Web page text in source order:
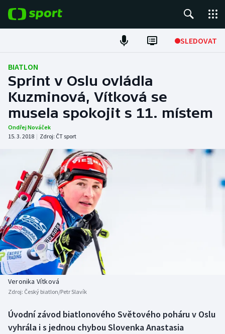
SLEDOVAT
Fotbal
Hokej
Tenis
Atletika
Cyklistika
DALŠÍ SPORTY
Americký fotbal
Baseball a softbal
Basketbal
Biatlon
Box
NEPŘEHLÉDNĚTE
Soutěže
Historické návraty
Aplikace ČT sport
BIATLON
Sprint v Oslu ovládla
Kuzminová, Vítková se
musela spokojit s 11. místem
Ondřej Nováček
15. 3. 2018 | Zdroj: ČT sport
Veronika Vítková
Zdroj: Český biatlon/Petr Slavík
Úvodní závod biatlonového Světového poháru v Oslu
vyhrála i s jednou chybou Slovenka Anastasia